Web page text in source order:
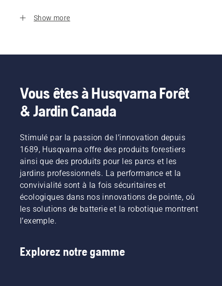
Show more
Vous êtes à Husqvarna Forêt
& Jardin Canada
Stimulé par la passion de l’innovation depuis
1689, Husqvarna offre des produits forestiers
ainsi que des produits pour les parcs et les
jardins professionnels. La performance et la
convivialité sont à la fois sécuritaires et
écologiques dans nos innovations de pointe, où
les solutions de batterie et la robotique montrent
l’exemple.
Explorez notre gamme